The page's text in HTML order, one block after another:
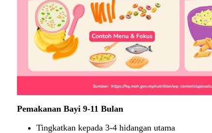
Pemakanan Bayi 9-11 Bulan
Tingkatkan kepada 3-4 hidangan utama